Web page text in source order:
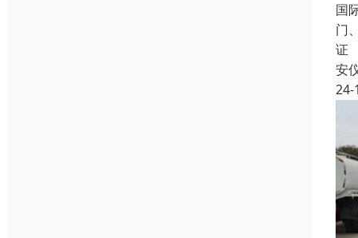
国
门
证
安
24-